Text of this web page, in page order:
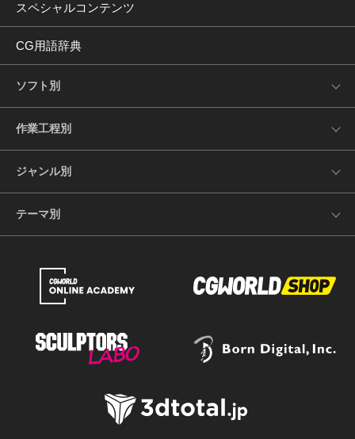
スペシャルコンテンツ
CG用語辞典
ソフト別
作業工程別
ジャンル別
テーマ別